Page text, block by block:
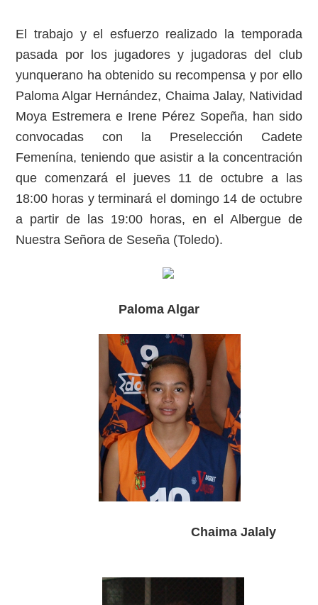
El trabajo y el esfuerzo realizado la temporada
pasada por los jugadores y jugadoras del club
yunquerano ha obtenido su recompensa y por ello
Paloma Algar Hernández, Chaima Jalay, Natividad
Moya Estremera e Irene Pérez Sopeña, han sido
convocadas con la Preselección Cadete
Femenína, teniendo que asistir a la concentración
que comenzará el jueves 11 de octubre a las
18:00 horas y terminará el domingo 14 de octubre
a partir de las 19:00 horas, en el Albergue de
Nuestra Señora de Seseña (Toledo).
Paloma Algar
Chaima Jalaly